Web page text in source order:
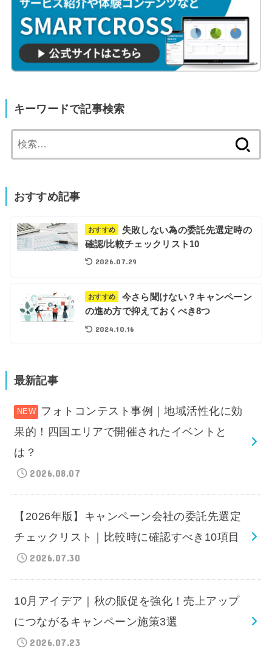
キーワードで記事検索
索:
おすすめ記事
おすすめ
失敗しない為の委託先選定時の
確認/比較チェックリスト10
2026.07.29
おすすめ
今さら聞けない？キャンペーン
の進め方で抑えておくべき8つ
2024.10.16
最新記事
フォトコンテスト事例｜地域活性化に効
果的！四国エリアで開催されたイベントと
は？
2026.08.07
【2026年版】キャンペーン会社の委託先選定
チェックリスト｜比較時に確認すべき10項目
2026.07.30
10月アイデア｜秋の販促を強化！売上アップ
につながるキャンペーン施策3選
2026.07.23